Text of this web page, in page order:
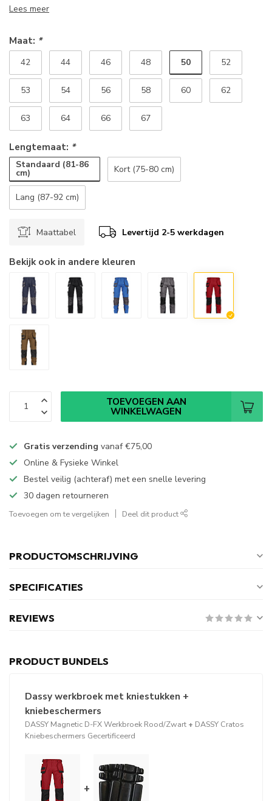
Lees meer
Maat: *
42 44 46 48 50 52
53 54 56 58 60 62
63 64 66 67
Lengtemaat: *
Standaard (81-86
cm) Kort (75-80 cm)
Lang (87-92 cm)
Maattabel Levertijd 2-5 werkdagen
Bekijk ook in andere kleuren
TOEVOEGEN AAN
WINKELWAGEN
Gratis verzending vanaf€75,00
Online & Fysieke Winkel
Bestel veilig (achteraf) met een snelle levering
30 dagen retourneren
Toevoegen om te vergelijken Deel dit product
PRODUCTOMSCHRIJVING
SPECIFICATIES
REVIEWS
PRODUCT BUNDELS
Dassy werkbroek met kniestukken +
kniebeschermers
DASSY Magnetic D-FX Werkbroek Rood/Zwart + DASSY Cratos
Kniebeschermers Gecertificeerd
+